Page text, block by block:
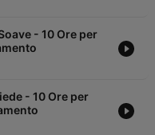
- 10 Ore per
- 10 Ore per